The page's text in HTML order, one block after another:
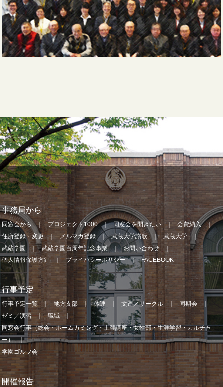
事務局から
同窓会から プロジェクト1000 同窓会を開きたい
会費納入
住所登録・変更
メルマガ登録 武蔵大学讃歌
武蔵大学
武蔵学園
武蔵学園百周年記念事業
お問い合わせ
個人情報保護方針
プライバシーポリシー FACEBOOK
行事予定
行事予定一覧 地方支部 体連 文連／サークル
同期会
ゼミ／演習
職域
同窓会行事（総会・ホームカミング・土曜講座・女性部・生涯学習・カルチャ
ー）
学園ゴルフ会
開催報告